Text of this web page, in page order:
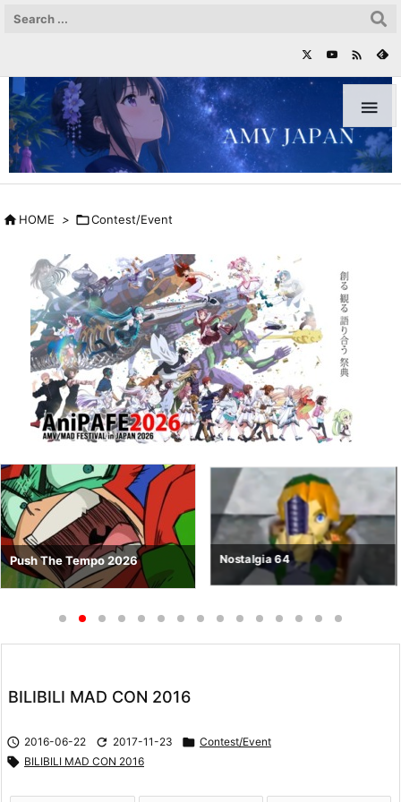


HOME > Contest/Event
Push The Tempo 2026 Nostalgia 64
BILIBILI MAD CON 2016
 2016-06-22  2017-11-23  Contest/Event
 BILIBILI MAD CON 2016